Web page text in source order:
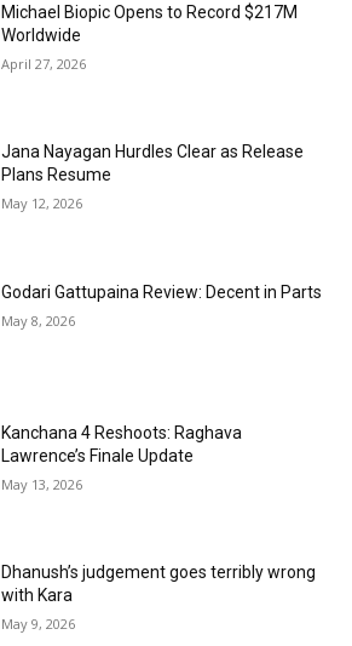
Michael Biopic Opens to Record $217M
Worldwide
April 27, 2026
Jana Nayagan Hurdles Clear as Release
Plans Resume
May 12, 2026
Godari Gattupaina Review: Decent in Parts
May 8, 2026
Kanchana 4 Reshoots: Raghava
Lawrence’s Finale Update
May 13, 2026
Dhanush’s judgement goes terribly wrong
with Kara
May 9, 2026